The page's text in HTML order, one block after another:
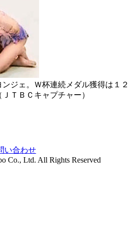
ジェ。Ｗ杯連続メダル獲得は１２
ＴＢＣキャプチャー）
い合わせ
Co., Ltd. All Rights Reserved